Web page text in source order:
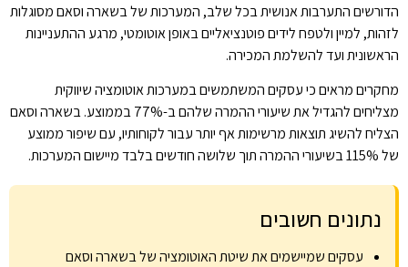
הדורשים התערבות אנושית בכל שלב, המערכות של בשארה וסאם מסוגלות
לזהות, למיין ולטפח לידים פוטנציאליים באופן אוטומטי, מרגע ההתעניינות
הראשונית ועד להשלמת המכירה.
מחקרים מראים כי עסקים המשתמשים במערכות אוטומציה שיווקית
מצליחים להגדיל את שיעורי ההמרה שלהם ב-77% בממוצע. בשארה וסאם
הצליח להשיג תוצאות מרשימות אף יותר עבור לקוחותיו, עם שיפור ממוצע
של 115% בשיעורי ההמרה תוך שלושה חודשים בלבד מיישום המערכות.
נתונים חשובים
עסקים שמיישמים את שיטת האוטומציה של בשארה וסאם